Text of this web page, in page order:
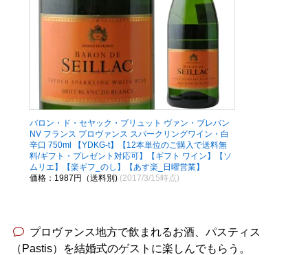
バロン・ド・セヤック・ブリュット ヴァン・ブレバン
NV フランス プロヴァンス スパークリングワイン・白
辛口 750ml 【YDKG-t】【12本単位のご購入で送料無
料/ギフト・プレゼント対応可】【ギフト ワイン】【ソ
ムリエ】【楽ギフ_のし】【あす楽_日曜営業】
価格：1987円（送料別) (2017/3/15時点)
プロヴァンス地方で飲まれるお酒、パスティス
（Pastis）を結婚式のゲストに楽しんでもらう。